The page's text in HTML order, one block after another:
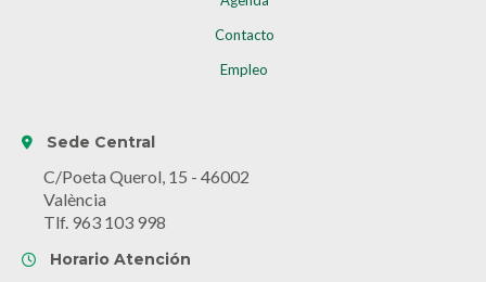
Contacto
Empleo
Sede Central
C/Poeta Querol, 15 - 46002
València
Tlf. 963 103 998
Horario Atención